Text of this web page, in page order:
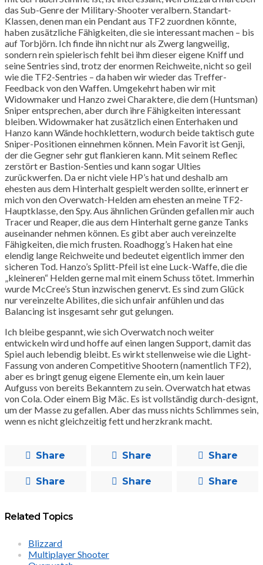
das Sub-Genre der Military-Shooter veralbern. Standart-
Klassen, denen man ein Pendant aus TF2 zuordnen könnte,
haben zusätzliche Fähigkeiten, die sie interessant machen – bis
auf Torbjörn. Ich finde ihn nicht nur als Zwerg langweilig,
sondern rein spielerisch fehlt bei ihm dieser eigene Kniff und
seine Sentries sind, trotz der enormen Reichweite, nicht so geil
wie die TF2-Sentries – da haben wir wieder das Treffer-
Feedback von den Waffen. Umgekehrt haben wir mit
Widowmaker und Hanzo zwei Charaktere, die dem (Huntsman)
Sniper entsprechen, aber durch ihre Fähigkeiten interessant
bleiben. Widowmaker hat zusätzlich einen Enterhaken und
Hanzo kann Wände hochklettern, wodurch beide taktisch gute
Sniper-Positionen einnehmen können. Mein Favorit ist Genji,
der die Gegner sehr gut flankieren kann. Mit seinem Reflec
zerstört er Bastion-Senties und kann sogar Ulties
zurückwerfen. Da er nicht viele HP’s hat und deshalb am
ehesten aus dem Hinterhalt gespielt werden sollte, erinnert er
mich von den Overwatch-Helden am ehesten an meine TF2-
Hauptklasse, den Spy. Aus ähnlichen Gründen gefallen mir auch
Tracer und Reaper, die aus dem Hinterhalt gerne ganze Tanks
auseinander nehmen können. Es gibt aber auch vereinzelte
Fähigkeiten, die mich frusten. Roadhogg’s Haken hat eine
elendig lange Reichweite und bedeutet eigentlich immer den
sicheren Tod. Hanzo’s Splitt-Pfeil ist eine Luck-Waffe, die die
„kleineren“ Helden gerne mal mit einem Schuss tötet. Immerhin
wurde McCree’s Stun inzwischen genervt. Es sind zum Glück
nur vereinzelte Abilites, die sich unfair anfühlen und das
Balancing ist insgesamt sehr gut gelungen.
Ich bleibe gespannt, wie sich Overwatch noch weiter
entwickeln wird und hoffe auf einen langen Support, damit das
Spiel auch lebendig bleibt. Es wirkt stellenweise wie die Light-
Fassung von anderen Competitive Shootern (namentlich TF2),
aber es bringt genug eigene Elemente ein, um kein lauer
Aufguss von bereits Bekanntem zu sein. Overwatch hat etwas
von Cola. Oder einem Big Mäc. Es ist vollständig durch-designt,
um der Masse zu gefallen. Aber das muss nichts Schlimmes sein,
wenn es nicht gleichzeitig fett und herzkrank macht.
Share Share Share
Share Share Share
Related Topics
Blizzard
Multiplayer Shooter